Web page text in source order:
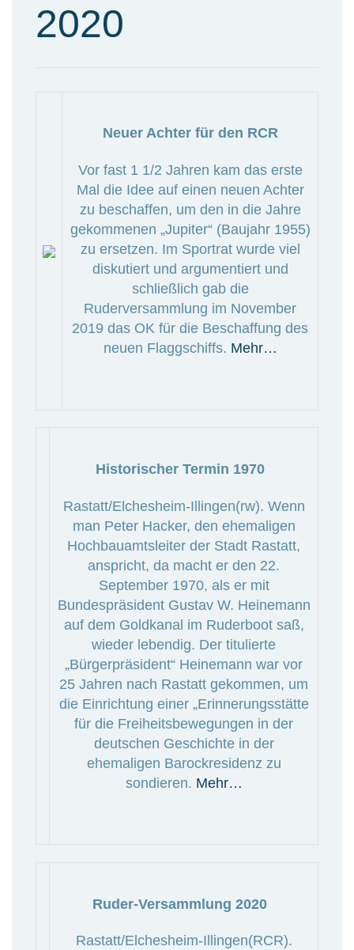
2020
Neuer Achter für den RCR
Vor fast 1 1/2 Jahren kam das erste
Mal die Idee auf einen neuen Achter
zu beschaffen, um den in die Jahre
gekommenen „Jupiter“ (Baujahr 1955)
zu ersetzen. Im Sportrat wurde viel
diskutiert und argumentiert und
schließlich gab die
Ruderversammlung im November
2019 das OK für die Beschaffung des
neuen Flaggschiffs. Mehr…
Historischer Termin 1970
Rastatt/Elchesheim-Illingen(rw). Wenn
man Peter Hacker, den ehemaligen
Hochbauamtsleiter der Stadt Rastatt,
anspricht, da macht er den 22.
September 1970, als er mit
Bundespräsident Gustav W. Heinemann
auf dem Goldkanal im Ruderboot saß,
wieder lebendig. Der titulierte
„Bürgerpräsident“ Heinemann war vor
25 Jahren nach Rastatt gekommen, um
die Einrichtung einer „Erinnerungsstätte
für die Freiheitsbewegungen in der
deutschen Geschichte in der
ehemaligen Barockresidenz zu
sondieren. Mehr…
Ruder-Versammlung 2020
Rastatt/Elchesheim-Illingen(RCR).